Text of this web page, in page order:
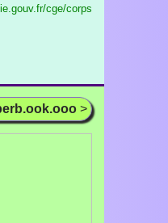
cge/corps
>